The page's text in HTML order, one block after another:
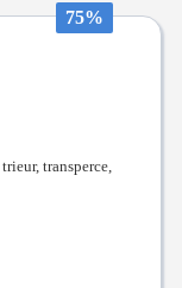
75%
transperce,